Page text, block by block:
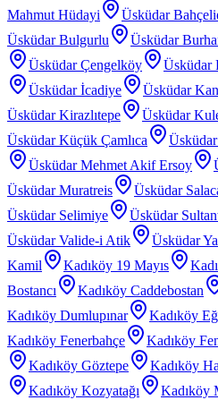
Mahmut Hüdayi Üsküdar
Üsküdar Bulgurlu
Üsküdar
Üsküdar Çengelköy
Üsküdar
Üsküdar İcadiye
Üsküdar
Üsküdar Kirazlıtepe
Üsküdar
Üsküdar Küçük Çamlıca
Üsküdar Mehmet Akif Ersoy
Üsküdar Muratreis
Üsküdar
Üsküdar Selimiye
Üsküdar
Üsküdar Valide-i Atik
Üsküdar
Kamil
Kadıköy 19 Mayıs
Bostancı
Kadıköy Caddebostan
Kadıköy Dumlupınar
Kadıköy
Kadıköy Fenerbahçe
Kadıköy
Kadıköy Göztepe
Kadıköy
Kadıköy Kozyatağı
Kadıköy